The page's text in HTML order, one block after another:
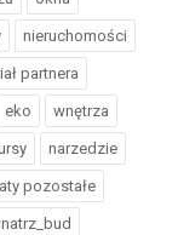
nieruchomości
partnera
eko wnętrza
narzedzie
pozostałe